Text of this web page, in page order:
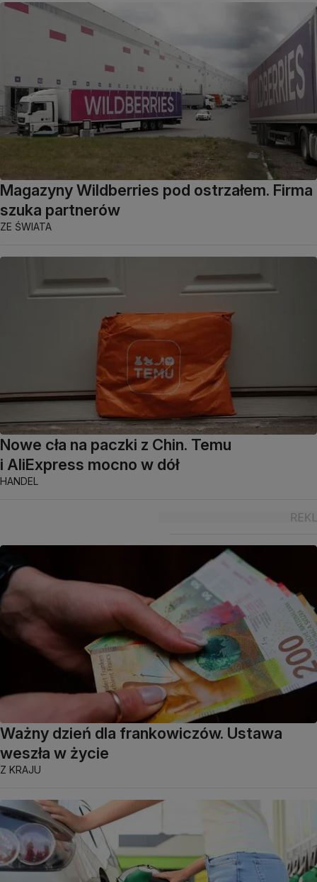
Magazyny Wildberries pod ostrzałem. Firma
szuka partnerów
ZE ŚWIATA
Nowe cła na paczki z Chin. Temu
i AliExpress mocno w dół
HANDEL
Ważny dzień dla frankowiczów. Ustawa
weszła w życie
Z KRAJU